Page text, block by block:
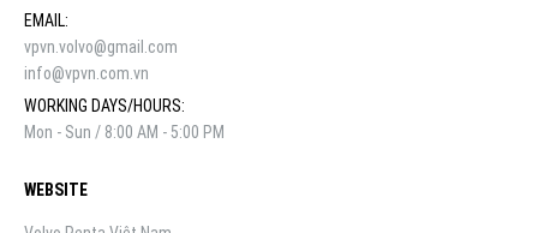
EMAIL:
vpvn.volvo@gmail.com
info@vpvn.com.vn
WORKING DAYS/HOURS:
Mon - Sun / 8:00 AM - 5:00 PM
WEBSITE